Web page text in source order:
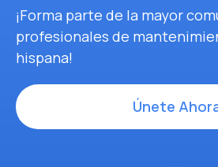
¡Forma parte de la mayor
profesionales de
hispana!
Únete